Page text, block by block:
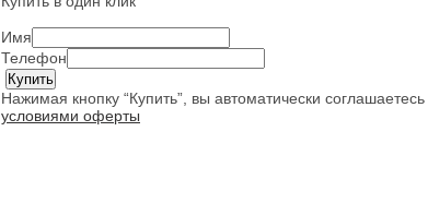
Имя
Телефон
Нажимая кнопку “Купить”, вы автоматически соглашаетесь
условиями оферты